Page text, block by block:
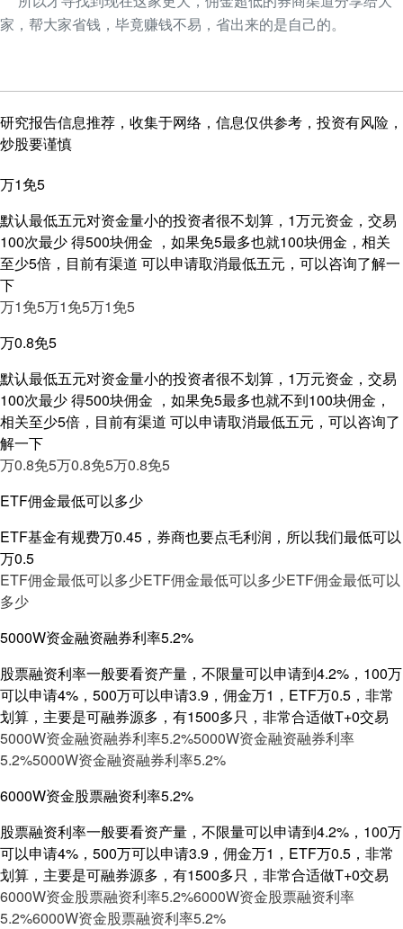
家，帮大家省钱，毕竟赚钱不易，省出来的是自己的。
研究报告信息推荐，收集于网络，信息仅供参考，投资有风险，
炒股要谨慎
万1免5
默认最低五元对资金量小的投资者很不划算，1万元资金，交易
100次最少 得500块佣金 ，如果免5最多也就100块佣金，相关
至少5倍，目前有渠道 可以申请取消最低五元，可以咨询了解一
下
万1免5万1免5万1免5
万0.8免5
默认最低五元对资金量小的投资者很不划算，1万元资金，交易
100次最少 得500块佣金 ，如果免5最多也就不到100块佣金，
相关至少5倍，目前有渠道 可以申请取消最低五元，可以咨询了
解一下
万0.8免5万0.8免5万0.8免5
ETF佣金最低可以多少
ETF基金有规费万0.45，券商也要点毛利润，所以我们最低可以
万0.5
ETF佣金最低可以多少ETF佣金最低可以多少ETF佣金最低可以
多少
5000W资金融资融券利率5.2%
股票融资利率一般要看资产量，不限量可以申请到4.2%，100万
可以申请4%，500万可以申请3.9，佣金万1，ETF万0.5，非常
划算，主要是可融券源多，有1500多只，非常合适做T+0交易
5000W资金融资融券利率5.2%5000W资金融资融券利率
5.2%5000W资金融资融券利率5.2%
6000W资金股票融资利率5.2%
股票融资利率一般要看资产量，不限量可以申请到4.2%，100万
可以申请4%，500万可以申请3.9，佣金万1，ETF万0.5，非常
划算，主要是可融券源多，有1500多只，非常合适做T+0交易
6000W资金股票融资利率5.2%6000W资金股票融资利率
5.2%6000W资金股票融资利率5.2%